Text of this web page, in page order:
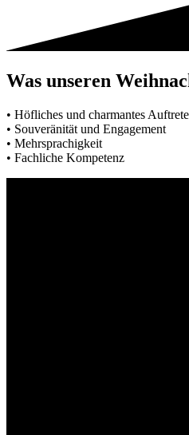
Was unseren
• Höfliches und charmantes
• Souveränität und Engagement
• Mehrsprachigkeit
• Fachliche Kompetenz